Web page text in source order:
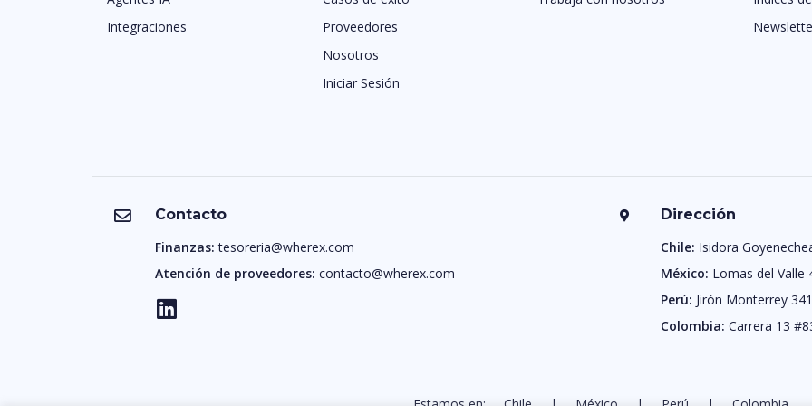
Integraciones
Proveedores
Nosotros
Iniciar Sesión
Contacto
Finanzas: tesoreria@wherex.com
Atención de proveedores: contacto@wherex.com
Dirección
Chile: Isidora
México: Lomas del Valle
Perú: Jirón Monterrey
Colombia: Carrera 13